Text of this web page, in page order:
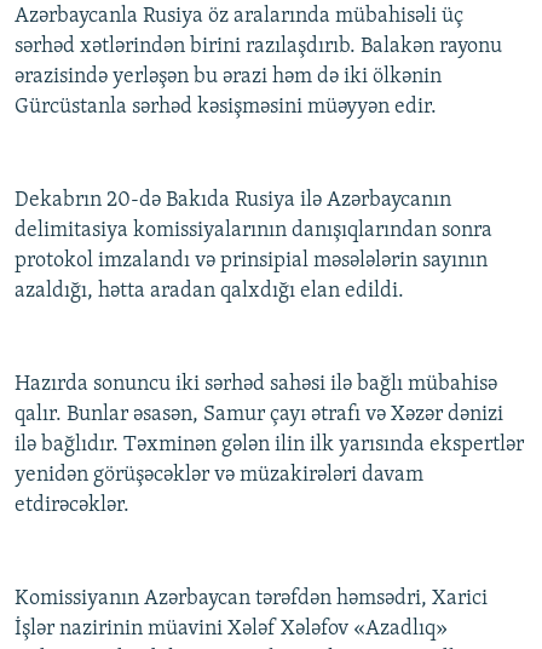
XƏBƏR BÜLLETENLƏRIMIZ
Azərbaycanla Rusiya öz aralarında mübahisəli üç
sərhəd xətlərindən birini razılaşdırıb. Balakən rayonu
ərazisində yerləşən bu ərazi həm də iki ölkənin
Gürcüstanla sərhəd kəsişməsini müəyyən edir.
Dekabrın 20-də Bakıda Rusiya ilə Azərbaycanın
delimitasiya komissiyalarının danışıqlarından sonra
protokol imzalandı və prinsipial məsələlərin sayının
azaldığı, hətta aradan qalxdığı elan edildi.
Hazırda sonuncu iki sərhəd sahəsi ilə bağlı mübahisə
qalır. Bunlar əsasən, Samur çayı ətrafı və Xəzər dənizi
ilə bağlıdır. Təxminən gələn ilin ilk yarısında ekspertlər
yenidən görüşəcəklər və müzakirələri davam
etdirəcəklər.
Komissiyanın Azərbaycan tərəfdən həmsədri, Xarici
İşlər nazirinin müavini Xələf Xələfov «Azadlıq»